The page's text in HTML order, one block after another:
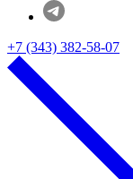
+7 (343) 382-58-07